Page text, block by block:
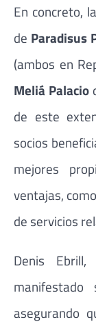
En concreto,
de Paradisus
(ambos en
Meliá Palacio
de este
socios
mejores
ventajas,
de servicios
Denis
asegurando